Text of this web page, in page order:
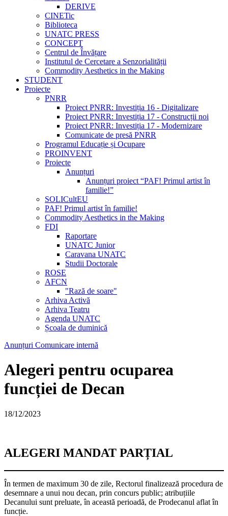
DERIVE
CINETic
Biblioteca
UNATC PRESS
CONCEPT
Centrul de Învățare
Institutul de Cercetare a Senzorialității
Commodity Aesthetics in the Making
STUDENT
Proiecte
PNRR
Proiect PNRR: Investiția 16 - Digitalizare
Proiect PNRR: Investiția 17 - Construcții noi
Proiect PNRR: Investiția 17 - Modernizare
Comunicate de presă PNRR
Programul Educație și Ocupare
PROINVENT
Proiecte
Anunțuri
Anunțuri proiect “PAF! Primul artist în
familie!”
SOLICultEU
PAF! Primul artist în familie!
Commodity Aesthetics in the Making
FDI
Raportare
UNATC Junior
Caravana UNATC
Studii Doctorale
ROSE
AFCN
"Rază de soare"
Arhiva Activă
Arhiva Teatru
Agenda UNATC
Școala de duminică
Anunțuri Comunicare internă
Alegeri pentru ocuparea
funcției de Decan
18/12/2023
ALEGERI MANDAT PARȚIAL
În termen de maximum 30 de zile, Rectorul finalizează procedura de
desemnare a unui nou decan, prin concurs public; atribuțiile
Decanului sunt preluate, în această perioadă, de Prodecanul aflat în
funcție.